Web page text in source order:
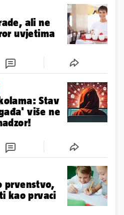
ali ne
uvjetima
Stav
više ne
prvenstvo,
kao prvaci